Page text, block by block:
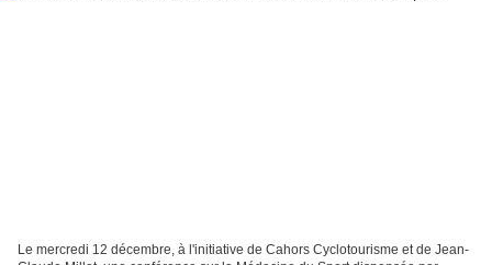
Le mercredi 12 décembre, à l'initiative de Cahors Cyclotourisme et de Jean-